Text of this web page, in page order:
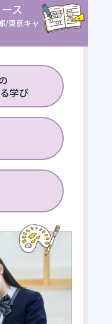
ス
/東京キャ
学び